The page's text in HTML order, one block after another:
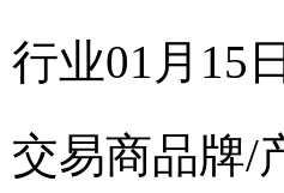
行业01月15
交易商品牌/